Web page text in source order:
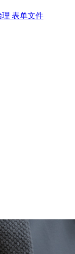
理 表单文件